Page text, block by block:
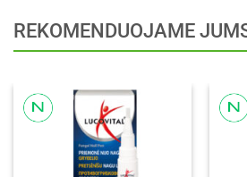
REKOMENDUOJAME